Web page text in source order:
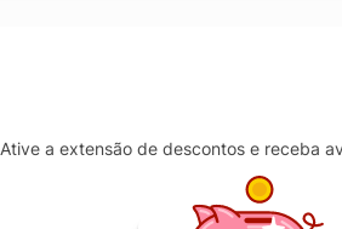
Ative a extensão de descontos e receba